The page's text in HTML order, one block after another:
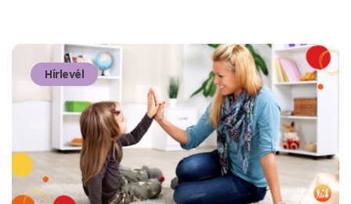
Hírlevél